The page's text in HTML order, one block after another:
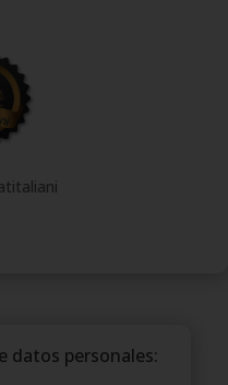
datos personales: